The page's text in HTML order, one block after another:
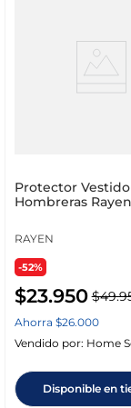
Protector Vestido
Hombreras
RAYEN
-52%
$23.950 $49.
Ahorra $26.000
Vendido por: Home
Disponible en